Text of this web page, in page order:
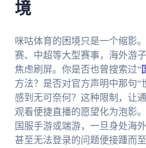
境
咪咕体育的困境只是一个缩影
赛、中超等大型赛事，海外游
焦虑刷屏。你是否也曾搜索过“
方法？是否对官方声明中那句“
感到无可奈何？这种限制，让
观看便捷直播的愿望化为泡影
国服手游或端游，一旦身处海
甚至无法登录的问题便接踵而